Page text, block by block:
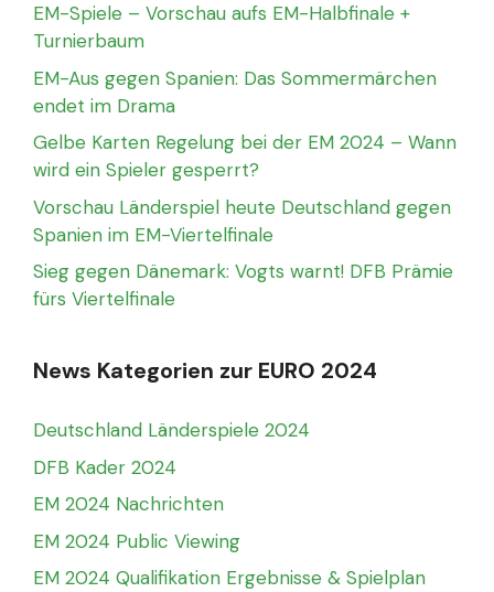
EM-Spiele – Vorschau aufs EM-Halbfinale +
Turnierbaum
EM-Aus gegen Spanien: Das Sommermärchen
endet im Drama
Gelbe Karten Regelung bei der EM 2024 – Wann
wird ein Spieler gesperrt?
Vorschau Länderspiel heute Deutschland gegen
Spanien im EM-Viertelfinale
Sieg gegen Dänemark: Vogts warnt! DFB Prämie
fürs Viertelfinale
News Kategorien zur EURO 2024
Deutschland Länderspiele 2024
DFB Kader 2024
EM 2024 Nachrichten
EM 2024 Public Viewing
EM 2024 Qualifikation Ergebnisse & Spielplan